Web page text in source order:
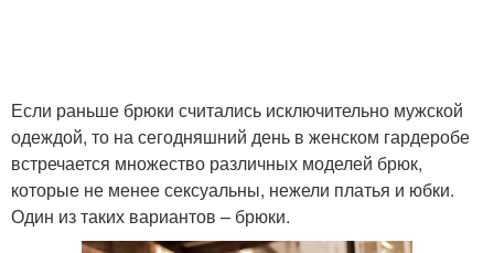
Если раньше брюки считались исключительно мужской
одеждой, то на сегодняшний день в женском гардеробе
встречается множество различных моделей брюк,
которые не менее сексуальны, нежели платья и юбки.
Один из таких вариантов – брюки.